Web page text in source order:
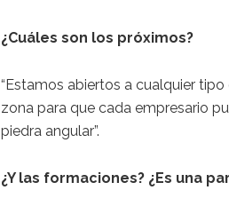
¿Cuáles son los próximos?
“Estamos abiertos a cualquier
zona para que cada empresario
piedra angular”.
¿Y las formaciones? ¿Es una